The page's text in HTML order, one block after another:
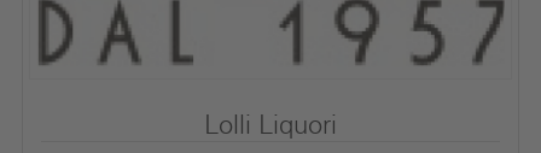
Lolli Liquori